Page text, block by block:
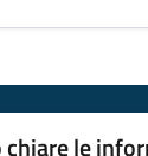
chiare le